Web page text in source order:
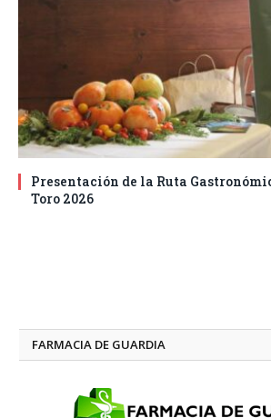
Presentación de la Ruta
Toro 2026
FARMACIA DE GUARDIA